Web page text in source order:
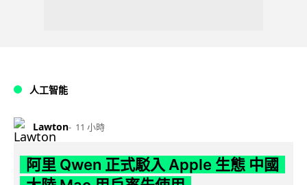
人工智能
Lawton 11 小時
阿里 Qwen 正式駁入 Apple 生態 中國